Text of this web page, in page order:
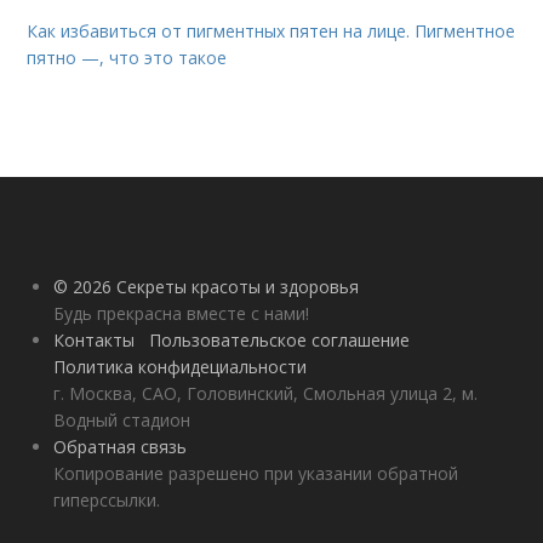
Как избавиться от пигментных пятен на лице. Пигментное
пятно —, что это такое
© 2026 Секреты красоты и здоровья
Будь прекрасна вместе с нами!
Контакты
Пользовательское соглашение
Политика конфидециальности
г. Москва, САО, Головинский, Смольная улица 2, м.
Водный стадион
Обратная связь
Копирование разрешено при указании обратной
гиперссылки.